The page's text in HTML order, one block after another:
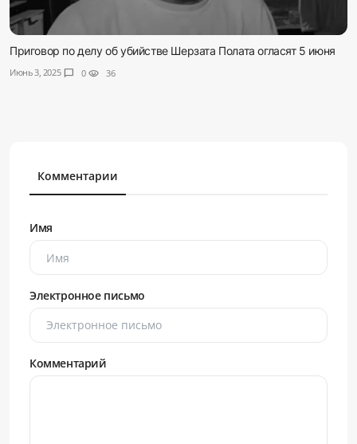
Приговор по делу об убийстве Шерзата Полата огласят 5 июня
Июнь 3, 2025 chat_bubble 0 visibility 36
Комментарии
Имя
Электронное письмо
Комментарий